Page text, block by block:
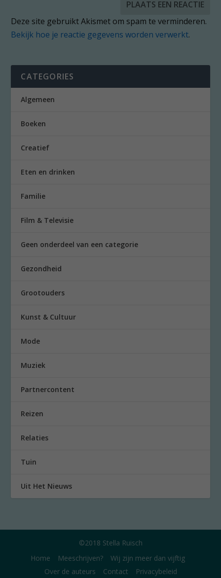
Deze site gebruikt Akismet om spam te verminderen.
Bekijk hoe je reactie gegevens worden verwerkt.
CATEGORIES
Algemeen
Boeken
Creatief
Eten en drinken
Familie
Film & Televisie
Geen onderdeel van een categorie
Gezondheid
Grootouders
Kunst & Cultuur
Mode
Muziek
Partnercontent
Reizen
Relaties
Tuin
Uit Het Nieuws
©2018 Stella Ruisch
Home
Meeschrijven?
Wij zijn meer dan vijftig
Over de auteurs
Contact Privacybeleid